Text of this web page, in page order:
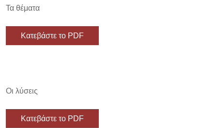
Τα θέματα
Κατεβάστε το PDF
Οι λύσεις
Κατεβάστε το PDF